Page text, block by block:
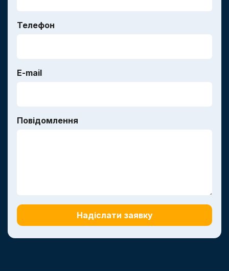
Телефон
E-mail
Повідомлення
Надіслати заявку